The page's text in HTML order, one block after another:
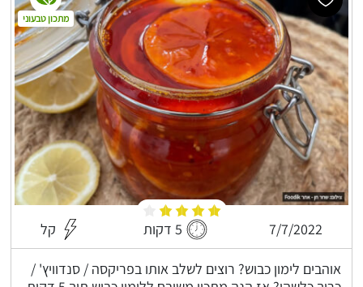
7/7/2022 5 דקות קל
אוהבים לימון כבוש? רוצים לשלב אותו בפריקסה / סנדוויץ' /
מתכון טבעוני